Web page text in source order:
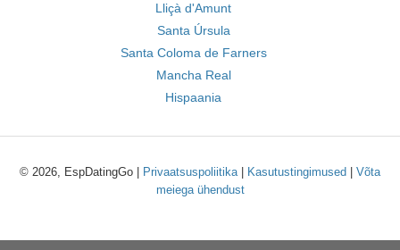
Lliçà d'Amunt
Santa Úrsula
Santa Coloma de Farners
Mancha Real
Hispaania
© 2026, EspDatingGo | Privaatsuspoliitika| Kasutustingimused
Võta
meiega ühendust